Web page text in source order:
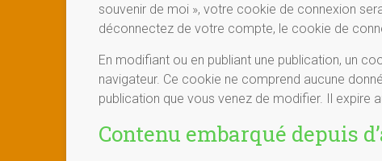
souvenir de moi », votre cookie de connexion
déconnectez de votre compte, le cookie de
En modifiant ou en publiant une publication, un
navigateur. Ce cookie ne comprend aucune
publication que vous venez de modifier. Il expire
Contenu embarqué depuis